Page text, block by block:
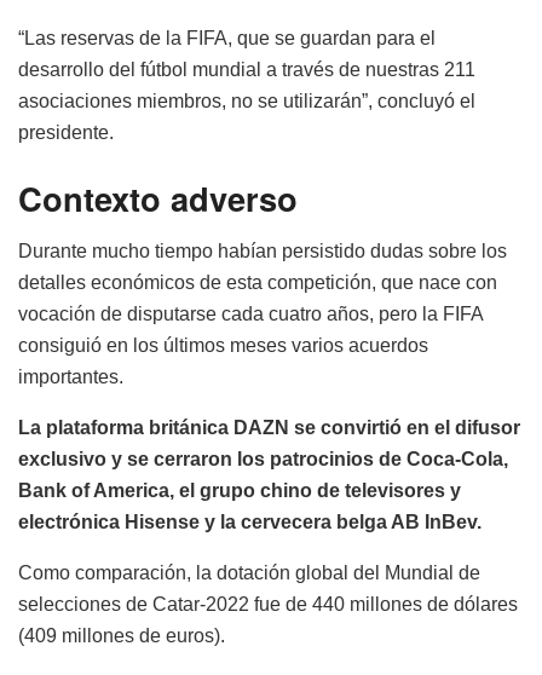
“Las reservas de la FIFA, que se guardan para el
desarrollo del fútbol mundial a través de nuestras 211
asociaciones miembros, no se utilizarán”, concluyó el
presidente.
Contexto adverso
Durante mucho tiempo habían persistido dudas sobre los
detalles económicos de esta competición, que nace con
vocación de disputarse cada cuatro años, pero la FIFA
consiguió en los últimos meses varios acuerdos
importantes.
La plataforma británica DAZN se convirtió en el difusor
exclusivo y se cerraron los patrocinios de Coca-Cola,
Bank of America, el grupo chino de televisores y
electrónica Hisense y la cervecera belga AB InBev.
Como comparación, la dotación global del Mundial de
selecciones de Catar-2022 fue de 440 millones de dólares
(409 millones de euros).